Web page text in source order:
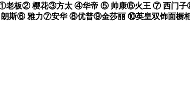
]①老板② 樱花③方太 ④华帝 ⑤ 帅康⑥火王 ⑦ 西
⑥ 雅力⑦安华 ⑧优普⑨金莎丽 ⑩英皇双饰面橱柜：